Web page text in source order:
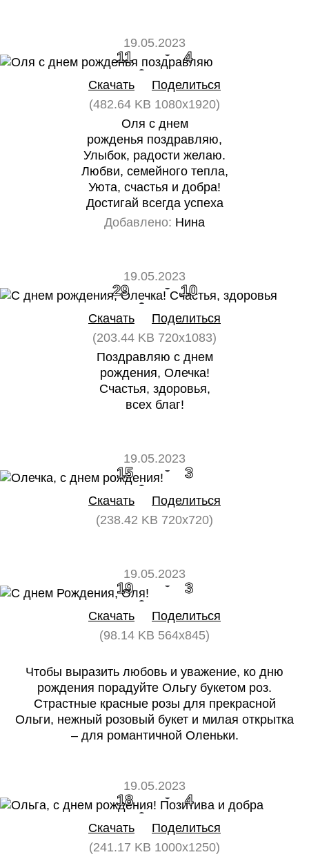
19.05.2023
11 4
Скачать
Поделиться
(482.64 KB 1080x1920)
Оля с днем
рожденья поздравляю,
Улыбок, радости желаю.
Любви, семейного тепла,
Уюта, счастья и добра!
Достигай всегда успеха
Добавлено: Нина
19.05.2023
29 10
Скачать
Поделиться
(203.44 KB 720x1083)
Поздравляю с днем
рождения, Олечка!
Счастья, здоровья,
всех благ!
19.05.2023
15 3
Скачать
Поделиться
(238.42 KB 720x720)
19.05.2023
19 3
Скачать
Поделиться
(98.14 KB 564x845)
Чтобы выразить любовь и уважение, ко дню
рождения порадуйте Ольгу букетом роз.
Страстные красные розы для прекрасной
Ольги, нежный розовый букет и милая открытка
– для романтичной Оленьки.
19.05.2023
18 4
Скачать
Поделиться
(241.17 KB 1000x1250)